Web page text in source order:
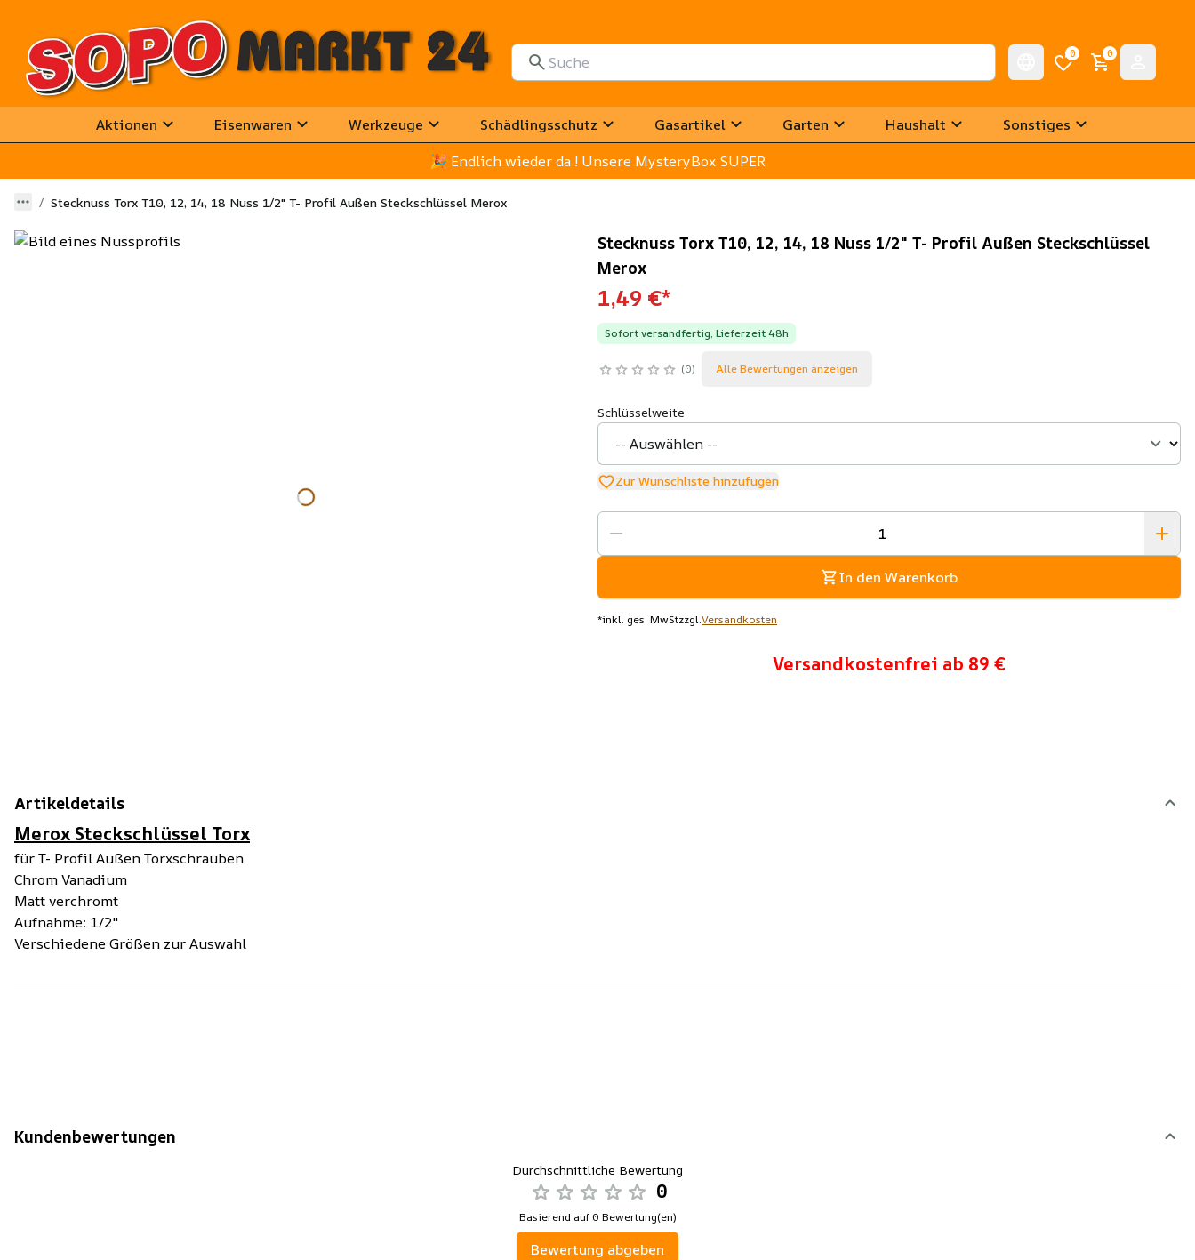
0 0
Aktionen Eisenwaren Werkzeuge Schädlingsschutz Gasartikel Garten Haushalt
Sonstiges
🎉 Endlich wieder da ! Unsere MysteryBox SUPER
Stecknuss Torx T10, 12, 14, 18 Nuss 1/2" T- Profil Außen Steckschlüssel Merox
Stecknuss Torx T10, 12, 14, 18 Nuss 1/2" T- Profil Außen Steckschlüssel
Merox
1,49 €*
Sofort versandfertig, Lieferzeit 48h
0 Alle Bewertungen anzeigen
Schlüsselweite
Zur Wunschliste hinzufügen
In den Warenkorb
*inkl. ges. MwStzzgl.Versandkosten
Versandkostenfrei ab 89 €
Artikeldetails
Merox Steckschlüssel Torx
für T- Profil Außen Torxschrauben
Chrom Vanadium
Matt verchromt
Aufnahme: 1/2"
Verschiedene Größen zur Auswahl
Kundenbewertungen
Durchschnittliche Bewertung
0
Basierend auf 0 Bewertung(en)
Bewertung abgeben